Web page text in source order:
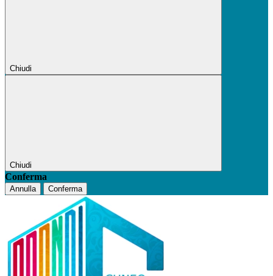
Chiudi
Chiudi
Conferma
Annulla Conferma